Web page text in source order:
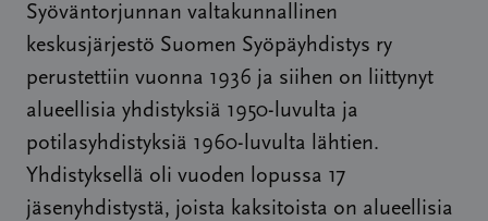
Syöväntorjunnan valtakunnallinen
keskusjärjestö Suomen Syöpäyhdistys ry
perustettiin vuonna 1936 ja siihen on liittynyt
alueellisia yhdistyksiä 1950-luvulta ja
potilasyhdistyksiä 1960-luvulta lähtien.
Yhdistyksellä oli vuoden lopussa 17
jäsenyhdistystä, joista kaksitoista on alueellisia